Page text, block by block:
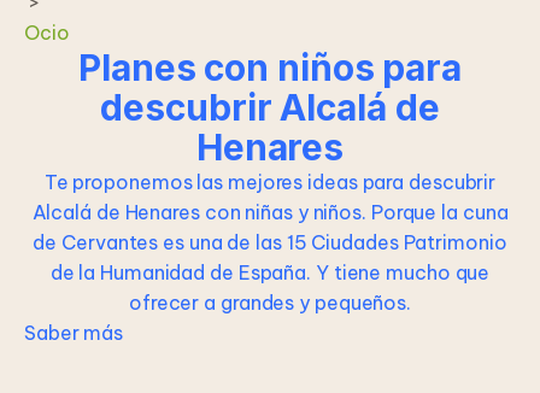
Ocio
Planes con niños para
descubrir Alcalá de
Henares
Te proponemos las mejores ideas para descubrir
Alcalá de Henares con niñas y niños. Porque la cuna
de Cervantes es una de las 15 Ciudades Patrimonio
de la Humanidad de España. Y tiene mucho que
ofrecer a grandes y pequeños.
Saber más